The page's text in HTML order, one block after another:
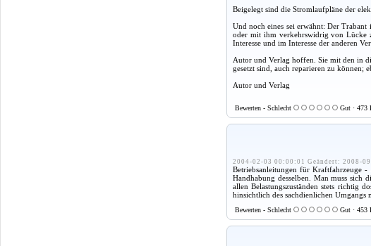
Beigelegt sind die Stromlaufpläne der
Und noch eines sei erwähnt: Der
oder mit ihm verkehrswidrig von Lücke
Interesse und im Interesse der anderen
Autor und Verlag hoffen. Sie mit den in
gesetzt sind, auch reparieren zu können;
Autor und Verlag
Bewerten - Schlecht Gut · 473
2004-02-03 00:00:01 Geändert: 2008-
Betriebsanleitungen für Kraftfahrzeuge
Handhabung desselben. Man muss sich
allen Belastungszuständen stets richtig
hinsichtlich des sachdienlichen Umgangs
Bewerten - Schlecht Gut · 453